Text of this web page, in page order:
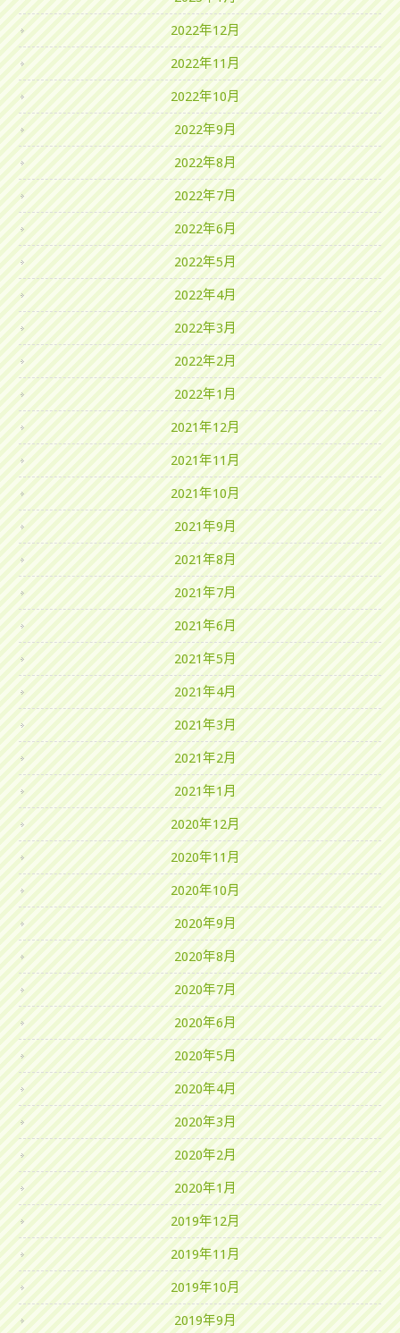
2022年12月
2022年11月
2022年10月
2022年9月
2022年8月
2022年7月
2022年6月
2022年5月
2022年4月
2022年3月
2022年2月
2022年1月
2021年12月
2021年11月
2021年10月
2021年9月
2021年8月
2021年7月
2021年6月
2021年5月
2021年4月
2021年3月
2021年2月
2021年1月
2020年12月
2020年11月
2020年10月
2020年9月
2020年8月
2020年7月
2020年6月
2020年5月
2020年4月
2020年3月
2020年2月
2020年1月
2019年12月
2019年11月
2019年10月
2019年9月